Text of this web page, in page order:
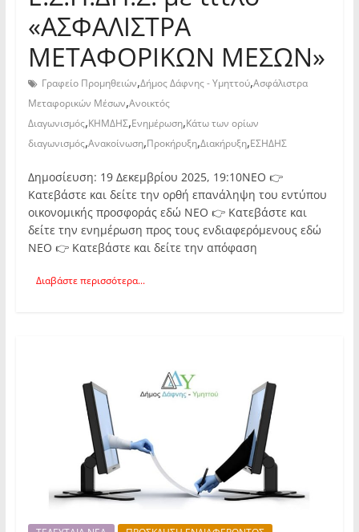
«ΑΣΦΑΛΙΣΤΡΑ
ΜΕΤΑΦΟΡΙΚΩΝ ΜΕΣΩΝ»
Γραφείο Προμηθειών,Δήμος Δάφνης - Υμηττού,Ασφάλιστρα
Μεταφορικών Μέσων,Ανοικτός
Διαγωνισμός,ΚΗΜΔΗΣ,Ενημέρωση,Κάτω των ορίων
διαγωνισμός,Ανακοίνωση,Προκήρυξη,Διακήρυξη,ΕΣΗΔΗΣ
Δημοσίευση: 19 Δεκεμβρίου 2025, 19:10ΝΕΟ 👉
Κατεβάστε και δείτε την ορθή επανάληψη του εντύπου
οικονομικής προσφοράς εδώ ΝΕΟ 👉 Κατεβάστε και
δείτε την ενημέρωση προς τους ενδιαφερόμενους εδώ
ΝΕΟ 👉 Κατεβάστε και δείτε την απόφαση
Διαβάστε περισσότερα...